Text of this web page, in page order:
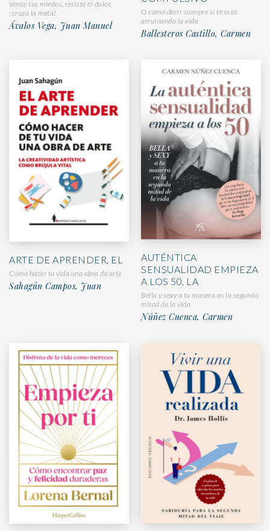
Vence tus miedos, resiste el dolor,
¡cruza la meta!
Ávalos Vega, Juan Manuel
O cómo decir siempre sí te está
arruinando la vida
Ballesteros Castillo, Carmen
ARTE DE APRENDER, EL
Cómo hacer tu vida una obra de arte
Sahagún Campos, Juan
AUTÉNTICA
SENSUALIDAD EMPIEZA
A LOS 50, LA
Bella y sexy a tu manera en la segunda
mitad de la vida
Núñez Cuenca, Carmen